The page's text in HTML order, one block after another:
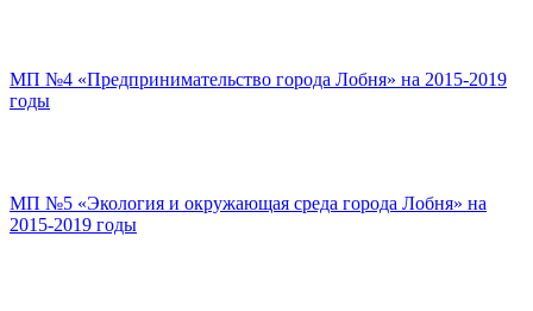
МП №4 «Предпринимательство города Лобня» на 2015-2019
годы
МП №5 «Экология и окружающая среда города Лобня» на
2015-2019 годы